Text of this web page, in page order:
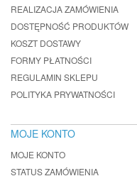
REALIZACJA ZAMÓWIENIA
DOSTĘPNOŚĆ PRODUKTÓW
KOSZT DOSTAWY
FORMY PŁATNOŚCI
REGULAMIN SKLEPU
POLITYKA PRYWATNOŚCI
MOJE KONTO
MOJE KONTO
STATUS ZAMÓWIENIA